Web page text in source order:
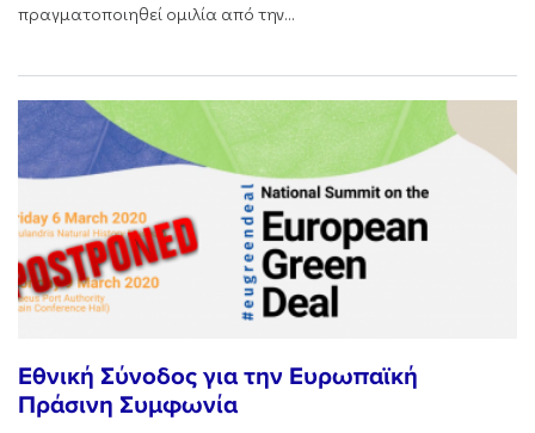
πραγματοποιηθεί ομιλία από την...
Εθνική Σύνοδος για την Ευρωπαϊκή
Πράσινη Συμφωνία